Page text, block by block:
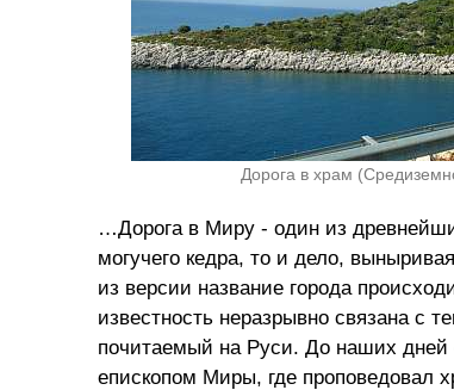
Дорога в храм
…Дорога в Миру - один из
могучего кедра, то и дело,
из версии название города
известность неразрывно связана с
почитаемый на Руси. До наших дней
епископом Миры, где проповедовал